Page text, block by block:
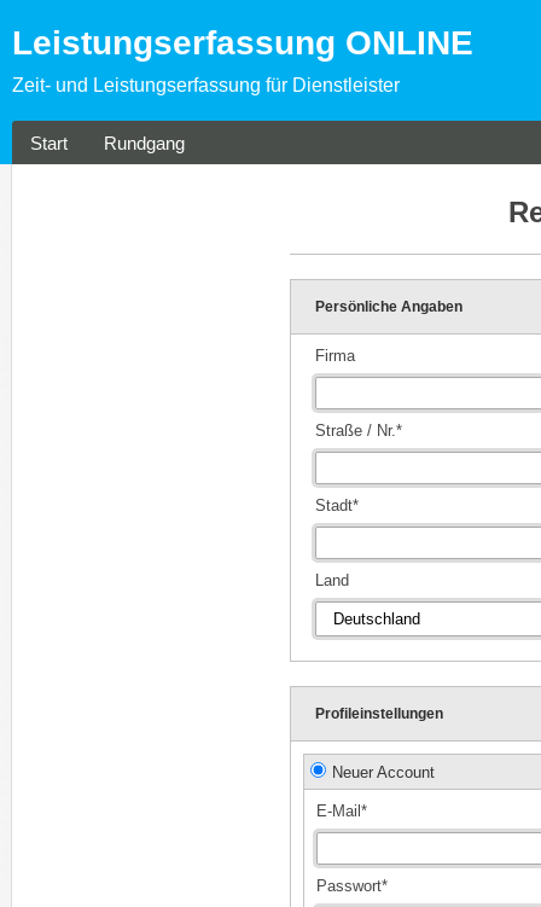
Leistungserfassung ONLINE
Zeit- und Leistungserfassung für Dienstleister
Start Rundgang
Persönliche Angaben
Firma
Straße / Nr.*
Stadt*
Land
Profileinstellungen
Neuer Account
E-Mail*
Passwort*